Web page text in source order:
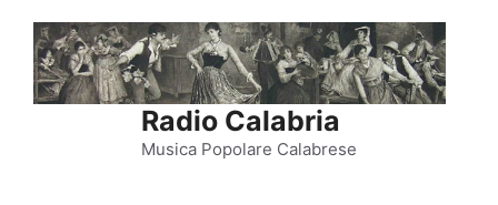
contenuto
Radio Calabria
Musica Popolare Calabrese